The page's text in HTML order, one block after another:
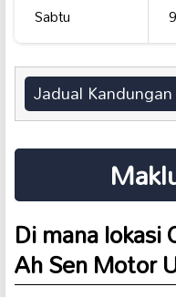
Sabtu
Jadual Kandungan
Di mana
Ah Sen Motor